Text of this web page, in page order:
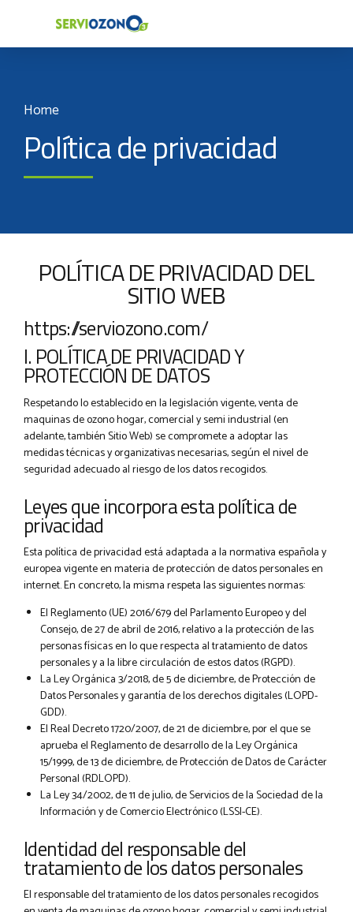
Home
Política de privacidad
POLÍTICA DE PRIVACIDAD DEL
SITIO WEB
https://serviozono.com/
I. POLÍTICA DE PRIVACIDAD Y
PROTECCIÓN DE DATOS
Respetando lo establecido en la legislación vigente, venta de
maquinas de ozono hogar, comercial y semi industrial (en
adelante, también Sitio Web) se compromete a adoptar las
medidas técnicas y organizativas necesarias, según el nivel de
seguridad adecuado al riesgo de los datos recogidos.
Leyes que incorpora esta política de
privacidad
Esta política de privacidad está adaptada a la normativa española y
europea vigente en materia de protección de datos personales en
internet. En concreto, la misma respeta las siguientes normas:
El Reglamento (UE) 2016/679 del Parlamento Europeo y del
Consejo, de 27 de abril de 2016, relativo a la protección de las
personas físicas en lo que respecta al tratamiento de datos
personales y a la libre circulación de estos datos (RGPD).
La Ley Orgánica 3/2018, de 5 de diciembre, de Protección de
Datos Personales y garantía de los derechos digitales (LOPD-
GDD).
El Real Decreto 1720/2007, de 21 de diciembre, por el que se
aprueba el Reglamento de desarrollo de la Ley Orgánica
15/1999, de 13 de diciembre, de Protección de Datos de Carácter
Personal (RDLOPD).
La Ley 34/2002, de 11 de julio, de Servicios de la Sociedad de la
Información y de Comercio Electrónico (LSSI-CE).
Identidad del responsable del
tratamiento de los datos personales
El responsable del tratamiento de los datos personales recogidos